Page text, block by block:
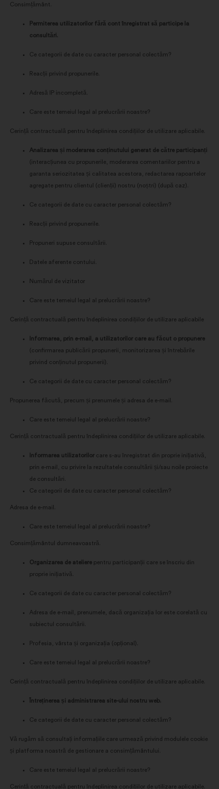
Consimțământ.
Permiterea utilizatorilor fără cont înregistrat să participe la
consultări.
Ce categorii de date cu caracter personal colectăm?
Reacții privind propunerile.
Adresă IP incompletă.
Care este temeiul legal al prelucrării noastre?
Cerință contractuală pentru îndeplinirea condițiilor de utilizare aplicabile.
Analizarea și moderarea conținutului generat de către participanți
(interacțiunea cu propunerile, moderarea comentariilor pentru a
garanta seriozitatea și calitatea acestora, redactarea rapoartelor
agregate pentru clientul (clienții) nostru (noștri) (după caz).
Ce categorii de date cu caracter personal colectăm?
Reacții privind propunerile.
Propuneri supuse consultării.
Datele aferente contului.
Numărul de vizitator
Care este temeiul legal al prelucrării noastre?
Cerință contractuală pentru îndeplinirea condițiilor de utilizare aplicabile
Informarea, prin e-mail, a utilizatorilor care au făcut o propunere
(confirmarea publicării propunerii, monitorizarea și întrebările
privind conținutul propunerii).
Ce categorii de date cu caracter personal colectăm?
Propunerea făcută, precum și prenumele și adresa de e-mail.
Care este temeiul legal al prelucrării noastre?
Cerință contractuală pentru îndeplinirea condițiilor de utilizare aplicabile.
Informarea utilizatorilor care s-au înregistrat din proprie inițiativă,
prin e-mail, cu privire la rezultatele consultării și/sau noile proiecte
de consultări.
Ce categorii de date cu caracter personal colectăm?
Adresa de e-mail.
Care este temeiul legal al prelucrării noastre?
Consimțământul dumneavoastră.
Organizarea de ateliere pentru participanții care se înscriu din
proprie inițiativă.
Ce categorii de date cu caracter personal colectăm?
Adresa de e-mail, prenumele, dacă organizația lor este corelată cu
subiectul consultării.
Profesia, vârsta și organizația (opțional).
Care este temeiul legal al prelucrării noastre?
Cerință contractuală pentru îndeplinirea condițiilor de utilizare aplicabile.
Întreținerea și administrarea site-ului nostru web.
Ce categorii de date cu caracter personal colectăm?
Vă rugăm să consultați informațiile care urmează privind modulele cookie
și platforma noastră de gestionare a consimțământului.
Care este temeiul legal al prelucrării noastre?
Cerință contractuală pentru îndeplinirea condițiilor de utilizare aplicabile.